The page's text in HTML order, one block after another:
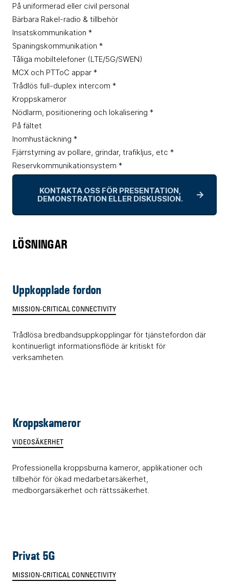
På uniformerad eller civil personal
Bärbara Rakel-radio & tillbehör
Insatskommunikation *
Spaningskommunikation *
Tåliga mobiltelefoner (LTE/5G/SWEN)
MCX och PTToC appar *
Trådlös full-duplex intercom *
Kroppskameror
Nödlarm, positionering och lokalisering *
På fältet
Inomhustäckning *
Fjärrstyrning av pollare, grindar, trafikljus, etc *
Reservkommunikationsystem *
KONTAKTA OSS FÖR PRESENTATION,
DEMONSTRATION ELLER DISKUSSION.
→
LÖSNINGAR
Uppkopplade fordon
MISSION-CRITICAL CONNECTIVITY
Trådlösa bredbandsuppkopplingar för tjänstefordon där
kontinuerligt informationsflöde är kritiskt för
verksamheten.
Kroppskameror
VIDEOSÄKERHET
Professionella kroppsburna kameror, applikationer och
tillbehör för ökad medarbetarsäkerhet,
medborgarsäkerhet och rättssäkerhet.
Privat 5G
MISSION-CRITICAL CONNECTIVITY